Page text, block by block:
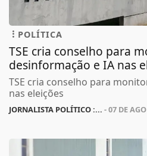
POLÍTICA
TSE cria conselho para
desinformação e IA nas
TSE cria conselho para
nas eleições
JORNALISTA POLÍTICO :... - 07 DE AGO